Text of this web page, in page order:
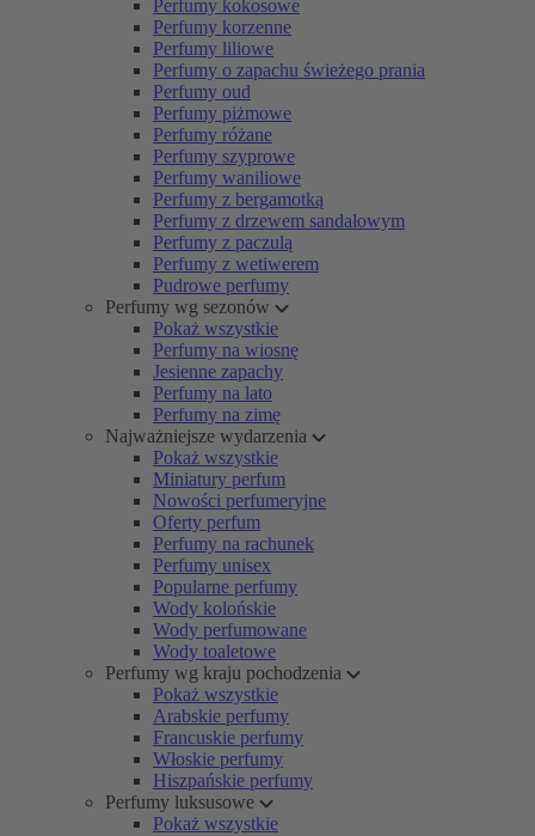
Perfumy kokosowe
Perfumy korzenne
Perfumy liliowe
Perfumy o zapachu świeżego prania
Perfumy oud
Perfumy piżmowe
Perfumy różane
Perfumy szyprowe
Perfumy waniliowe
Perfumy z bergamotką
Perfumy z drzewem sandałowym
Perfumy z paczulą
Perfumy z wetiwerem
Pudrowe perfumy
Perfumy wg sezonów
Pokaż wszystkie
Perfumy na wiosnę
Jesienne zapachy
Perfumy na lato
Perfumy na zimę
Najważniejsze wydarzenia
Pokaż wszystkie
Miniatury perfum
Nowości perfumeryjne
Oferty perfum
Perfumy na rachunek
Perfumy unisex
Popularne perfumy
Wody kolońskie
Wody perfumowane
Wody toaletowe
Perfumy wg kraju pochodzenia
Pokaż wszystkie
Arabskie perfumy
Francuskie perfumy
Włoskie perfumy
Hiszpańskie perfumy
Perfumy luksusowe
Pokaż wszystkie